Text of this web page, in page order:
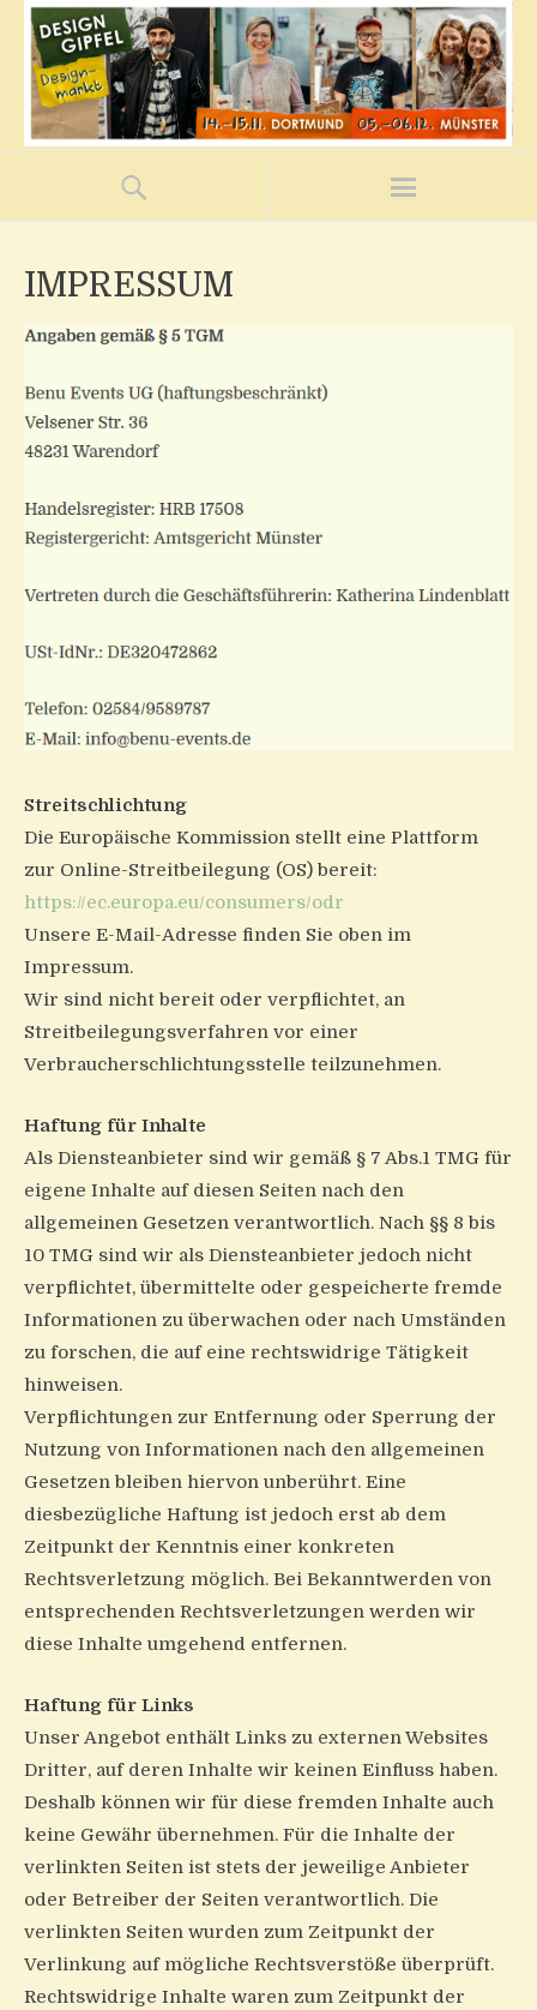
IMPRESSUM
Streitschlichtung
Die Europäische Kommission stellt eine Plattform
zur Online-Streitbeilegung (OS) bereit:
https://ec.europa.eu/consumers/odr
Unsere E-Mail-Adresse finden Sie oben im
Impressum.
Wir sind nicht bereit oder verpflichtet, an
Streitbeilegungsverfahren vor einer
Verbraucherschlichtungsstelle teilzunehmen.
Haftung für Inhalte
Als Diensteanbieter sind wir gemäß § 7 Abs.1 TMG für
eigene Inhalte auf diesen Seiten nach den
allgemeinen Gesetzen verantwortlich. Nach §§ 8 bis
10 TMG sind wir als Diensteanbieter jedoch nicht
verpflichtet, übermittelte oder gespeicherte fremde
Informationen zu überwachen oder nach Umständen
zu forschen, die auf eine rechtswidrige Tätigkeit
hinweisen.
Verpflichtungen zur Entfernung oder Sperrung der
Nutzung von Informationen nach den allgemeinen
Gesetzen bleiben hiervon unberührt. Eine
diesbezügliche Haftung ist jedoch erst ab dem
Zeitpunkt der Kenntnis einer konkreten
Rechtsverletzung möglich. Bei Bekanntwerden von
entsprechenden Rechtsverletzungen werden wir
diese Inhalte umgehend entfernen.
Haftung für Links
Unser Angebot enthält Links zu externen Websites
Dritter, auf deren Inhalte wir keinen Einfluss haben.
Deshalb können wir für diese fremden Inhalte auch
keine Gewähr übernehmen. Für die Inhalte der
verlinkten Seiten ist stets der jeweilige Anbieter
oder Betreiber der Seiten verantwortlich. Die
verlinkten Seiten wurden zum Zeitpunkt der
Verlinkung auf mögliche Rechtsverstöße überprüft.
Rechtswidrige Inhalte waren zum Zeitpunkt der